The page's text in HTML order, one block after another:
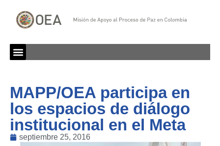
MAPP/OEA participa en
los espacios de diálogo
institucional en el Meta
septiembre 25, 2016